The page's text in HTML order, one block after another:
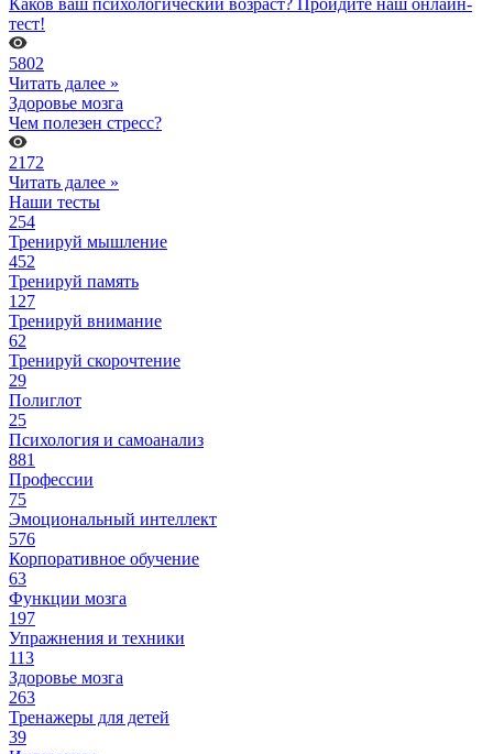
Каков ваш психологический возраст? Пройдите наш онлайн-
тест!
5802
Читать далее »
Здоровье мозга
Чем полезен стресс?
2172
Читать далее »
Наши тесты
254
Тренируй мышление
452
Тренируй память
127
Тренируй внимание
62
Тренируй скорочтение
29
Полиглот
25
Психология и самоанализ
881
Профессии
75
Эмоциональный интеллект
576
Корпоративное обучение
63
Функции мозга
197
Упражнения и техники
113
Здоровье мозга
263
Тренажеры для детей
39